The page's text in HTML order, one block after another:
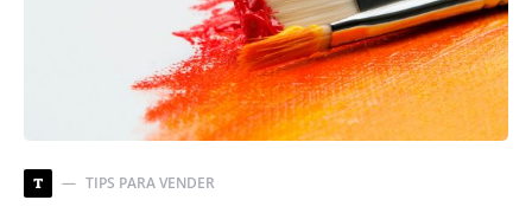
T TIPS PARA VENDER